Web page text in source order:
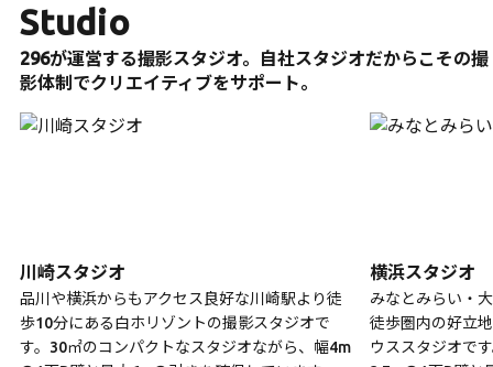
Studio
296が運営する撮影スタジオ。自社スタジオだからこその撮
影体制でクリエイティブをサポート。
川崎スタジオ
品川や横浜からもアクセス良好な川崎駅より徒
歩10分にある白ホリゾントの撮影スタジオで
す。30㎡のコンパクトなスタジオながら、幅4m
横浜スタジオ
みなとみらい・
徒歩圏内の好立
ウススタジオで